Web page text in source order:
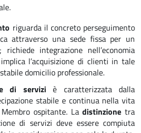
riguarda il concreto perseguimento
attraverso una sede fissa per un
richiede integrazione nell’economia
l’acquisizione di clienti in tale
domicilio professionale.
di serviziè caratterizzata dalla
stabile e continua nella vita
ospitante. Ladistinzione tra
di servizi deve essere compiuta